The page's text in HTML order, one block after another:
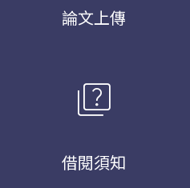
論文上傳
quiz
借閱須知